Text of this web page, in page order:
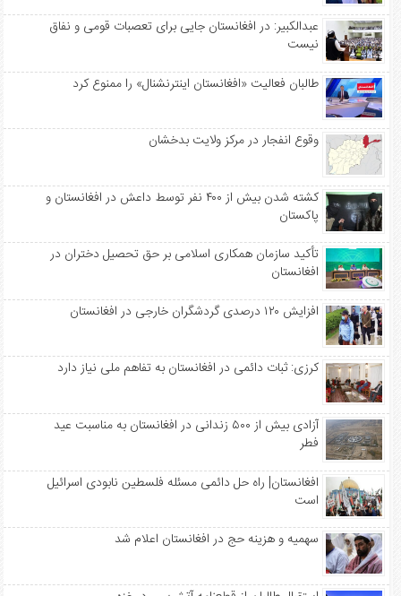
عبدالکبیر: در افغانستان جایی برای تعصبات قومی و نفاق
نیست
طالبان فعالیت «افغانستان اینترنشنال» را ممنوع کرد
وقوع انفجار در مرکز ولایت بدخشان
کشته شدن بیش از ۴۰۰ نفر توسط داعش در افغانستان و
پاکستان
تأکید سازمان همکاری اسلامی بر حق تحصیل دختران در
افغانستان
افزایش ۱۲۰ درصدی گردشگران خارجی در افغانستان
کرزی: ثبات دائمی در افغانستان به تفاهم ملی نیاز دارد
آزادی بیش از ۵۰۰ زندانی در افغانستان به مناسبت عید
فطر
افغانستان| راه حل دائمی مسئله فلسطین نابودی اسرائیل
است
سهمیه‌ و هزینه حج در افغانستان اعلام شد